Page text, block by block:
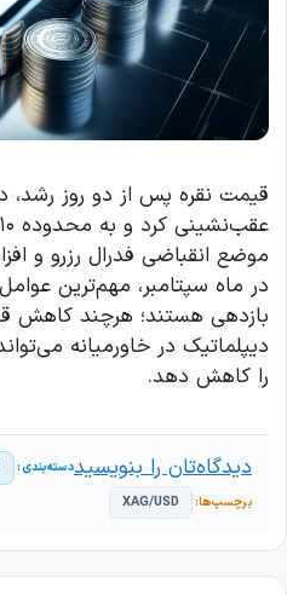
قیمت نقره پس از دو روز رشد،
موضع انقباضی فدرال رزرو و
در ماه سپتامبر، مهم‌ترین
بازدهی هستند؛ هرچند کاهش
دیپلماتیک در خاورمیانه
را کاهش دهد.
XAG/USD
دیدگاه‌تان را بنویسید